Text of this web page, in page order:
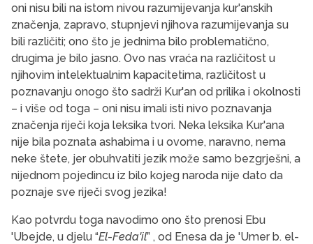
oni nisu bili na istom nivou razumijevanja kur'anskih
značenja, zapravo, stupnjevi njihova razumijevanja su
bili različiti; ono što je jednima bilo problematično,
drugima je bilo jasno. Ovo nas vraća na različitost u
njihovim intelektualnim kapacitetima, različitost u
poznavanju onogo što sadrži Kur'an od prilika i okolnosti
– i više od toga – oni nisu imali isti nivo poznavanja
značenja riječi koja leksika tvori. Neka leksika Kur'ana
nije bila poznata ashabima i u ovome, naravno, nema
neke štete, jer obuhvatiti jezik može samo bezgrješni, a
nijednom pojedincu iz bilo kojeg naroda nije dato da
poznaje sve riječi svog jezika!
Kao potvrdu toga navodimo ono što prenosi Ebu
'Ubejde, u djelu “El-Feda'il” , od Enesa da je 'Umer b. el-